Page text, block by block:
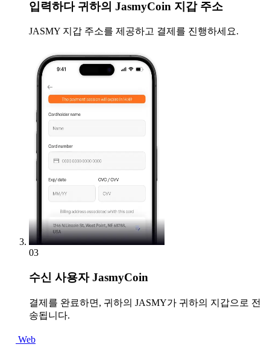
입력하다귀하의 JasmyCoin 지갑 주소
JASMY 지갑 주소를 제공하고 결제를 진행하세요.
03
수신 사용자 JasmyCoin
결제를 완료하면, 귀하의 JASMY가 귀하의 지갑으로 전
송됩니다.
Web